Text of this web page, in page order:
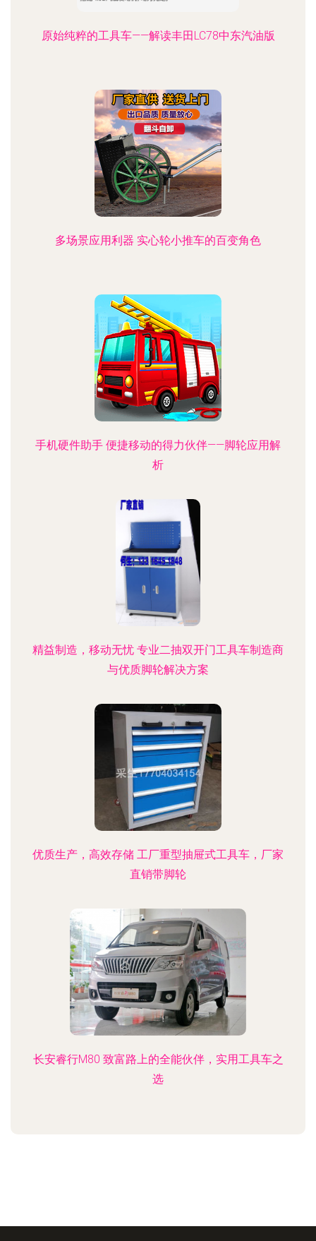
原始纯粹的工具车——解读丰田LC78中东汽油版
多场景应用利器 实心轮小推车的百变角色
手机硬件助手 便捷移动的得力伙伴——脚轮应用解
析
精益制造，移动无忧 专业二抽双开门工具车制造商
与优质脚轮解决方案
优质生产，高效存储 工厂重型抽屉式工具车，厂家
直销带脚轮
长安睿行M80 致富路上的全能伙伴，实用工具车之
选